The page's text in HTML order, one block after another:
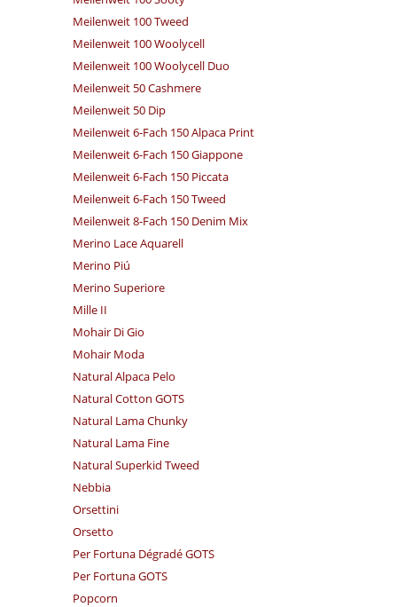
Meilenweit 100 Tweed
Meilenweit 100 Woolycell
Meilenweit 100 Woolycell Duo
Meilenweit 50 Cashmere
Meilenweit 50 Dip
Meilenweit 6-Fach 150 Alpaca Print
Meilenweit 6-Fach 150 Giappone
Meilenweit 6-Fach 150 Piccata
Meilenweit 6-Fach 150 Tweed
Meilenweit 8-Fach 150 Denim Mix
Merino Lace Aquarell
Merino Piú
Merino Superiore
Mille II
Mohair Di Gio
Mohair Moda
Natural Alpaca Pelo
Natural Cotton GOTS
Natural Lama Chunky
Natural Lama Fine
Natural Superkid Tweed
Nebbia
Orsettini
Orsetto
Per Fortuna Dégradé GOTS
Per Fortuna GOTS
Popcorn